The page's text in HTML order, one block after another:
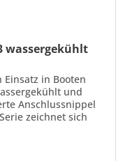
wassergekühlt
Einsatz in Booten
und
Anschlussnippel
zeichnet sich